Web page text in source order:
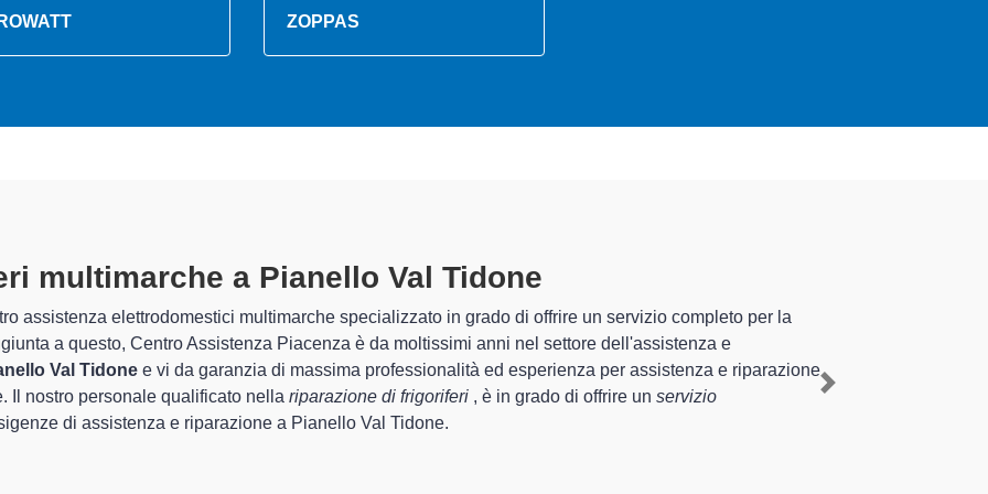
ZOPPAS
Multimarche A Pianello Val Tidone
Assistenza Piacenza sono in grado di garantire al cliente esperienza pluriennale nel territorio di Pianello Val
che riguarda la sistemazione e lariparazione del tuo frigorifero a Pianello Val Tidone, mediante il ripristino
degli apparecchi.
di Centro Assistenza Piacenza sono in grado di fornire interventi di diverse tipologie sugli elettrodomestici da
Next